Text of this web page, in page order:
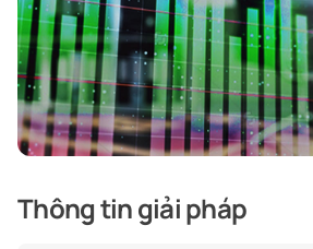
Thông tin giải pháp